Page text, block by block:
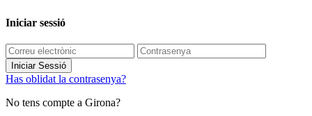
Iniciar sessió
Iniciar Sessió
Has oblidat la contrasenya?
No tens compte a Girona?